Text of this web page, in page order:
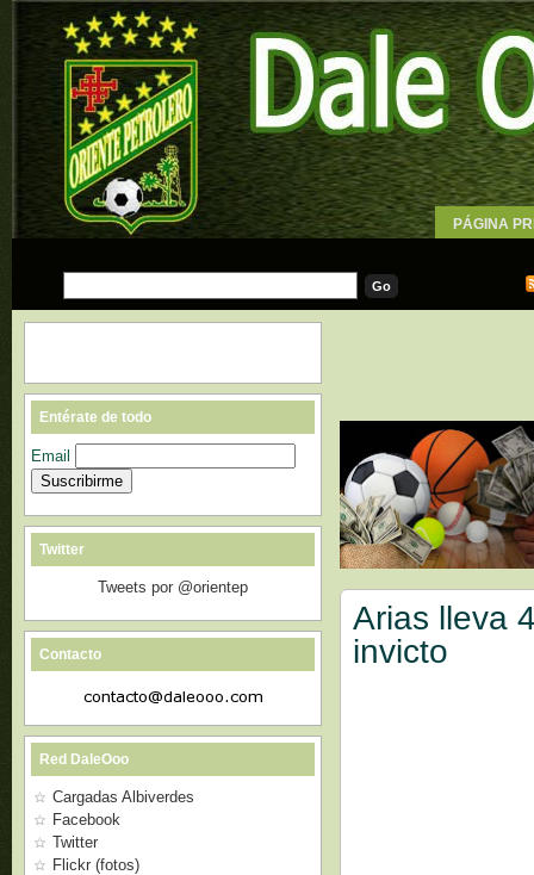
PÁGINA
Arias lleva
invicto
Entérate de todo
Email
Twitter
Tweets por @orientep
Contacto
Red DaleOoo
Cargadas Albiverdes
Facebook
Twitter
Flickr (fotos)